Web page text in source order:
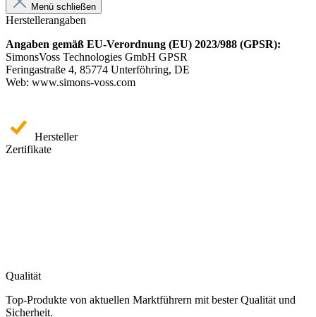
Menü schließen
Herstellerangaben
Angaben gemäß EU-Verordnung (EU) 2023/988 (GPSR):
SimonsVoss Technologies GmbH GPSR
Feringastraße 4, 85774 Unterföhring, DE
Web: www.simons-voss.com
Hersteller
Zertifikate
Qualität
Top-Produkte von aktuellen Marktführern mit bester Qualität und
Sicherheit.